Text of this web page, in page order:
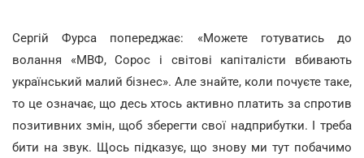
Сергій Фурса попереджає: «Можете готуватись до
волання «МВФ, Сорос і світові капіталісти вбивають
український малий бізнес». Але знайте, коли почуєте таке,
то це означає, що десь хтось активно платить за спротив
позитивних змін, щоб зберегти свої надприбутки. І треба
бити на звук. Щось підказує, що знову ми тут побачимо